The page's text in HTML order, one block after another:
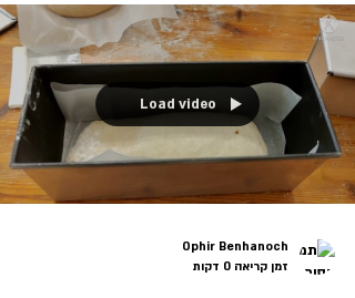
Load video
Ophir Benhanoch
זמן קריאה 0 דקות